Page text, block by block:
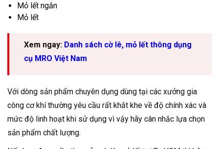
Mỏ lết ngắn
Mỏ lết
Xem ngay: Danh sách cờ lê, mỏ lết thông dụng
cụ MRO Việt Nam
Với dòng sản phẩm chuyên dụng dùng tại các xưởng gia
công cơ khí thường yêu cầu rất khắt khe về độ chính xác và
mức độ linh hoạt khi sử dụng vì vậy hãy cân nhắc lựa chọn
sản phẩm chất lượng.